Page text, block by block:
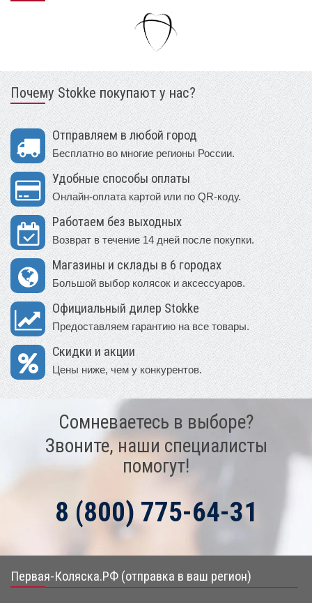
Почему Stokke покупают у нас?
Отправляем в любой город
Бесплатно во многие регионы России.
Удобные способы оплаты
Онлайн-оплата картой или по QR-коду.
Работаем без выходных
Возврат в течение 14 дней после покупки.
Магазины и склады в 6 городах
Большой выбор колясок и аксессуаров.
Официальный дилер Stokke
Предоставляем гарантию на все товары.
Скидки и акции
Цены ниже, чем у конкурентов.
Сомневаетесь в выборе?
Звоните, наши специалисты
помогут!
8 (800) 775-64-31
Первая-Коляска.РФ (отправка в ваш регион)